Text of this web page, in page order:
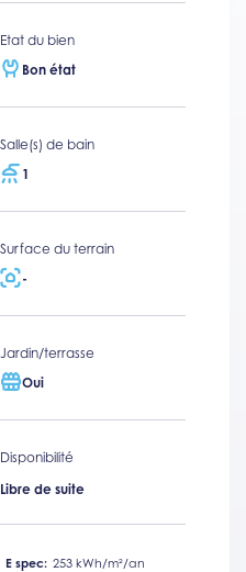
Etat du bien
Bon état
Salle(s) de bain
1
Surface du terrain
-
Jardin/terrasse
Oui
Disponibilité
Libre de suite
E spec: 253 kWh/m²/an